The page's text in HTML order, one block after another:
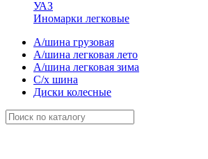
УАЗ
Иномарки легковые
А/шина грузовая
А/шина легковая лето
А/шина легковая зима
С/х шина
Диски колесные